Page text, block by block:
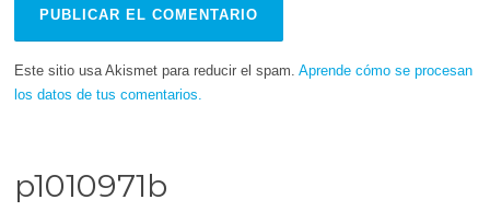
Este sitio usa Akismet para reducir el spam.Aprende cómo se procesan
los datos de tus comentarios.
p1010971b